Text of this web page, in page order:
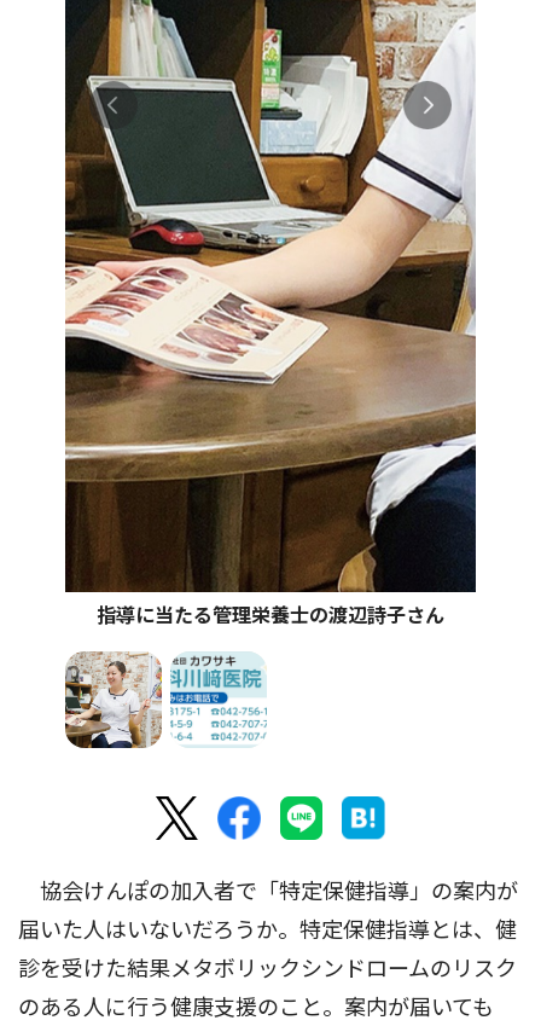
指導に当たる管理栄養士の渡辺詩子さん
協会けんぽの加入者で「特定保健指導」の案内が
届いた人はいないだろうか。特定保健指導とは、健
診を受けた結果メタボリックシンドロームのリスク
のある人に行う健康支援のこと。案内が届いても